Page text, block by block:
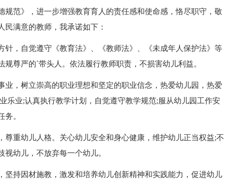
范》，进一步增强教育育人的责任感和使命感，恪尽职守，敬
满意的教师，我承诺如下：
，自觉遵守《教育法》、《教师法》、《未成年人保护法》等
尊严的`带头人。依法履行教师职责，不损害幼儿利益。
，树立崇高的职业理想和坚定的职业信念，热爱幼儿园，热爱
乐业;认真执行教学计划，自觉遵守教学规范;服从幼儿园工作安
。
重幼儿人格。关心幼儿安全和身心健康，维护幼儿正当权益;不
幼儿，不放弃每一个幼儿。
持因材施教，激发和培养幼儿创新精神和实践能力，促进幼儿